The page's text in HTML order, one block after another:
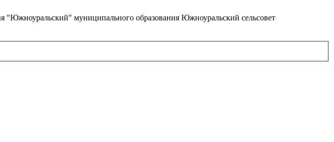
муниципального образования Южноуральский сельсовет